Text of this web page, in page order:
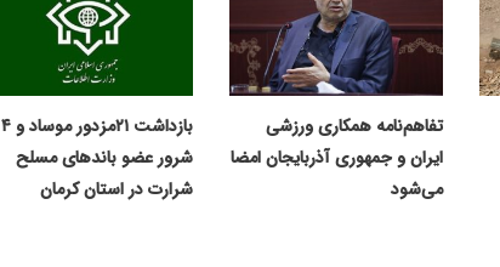
تفاهم‌نامه همکاری ورزشی
ایران و جمهوری آذربایجان امضا
می‌شود
بازداشت ۲۱مزدور موساد و ۴
شرور عضو باندهای مسلح
شرارت در استان کرمان